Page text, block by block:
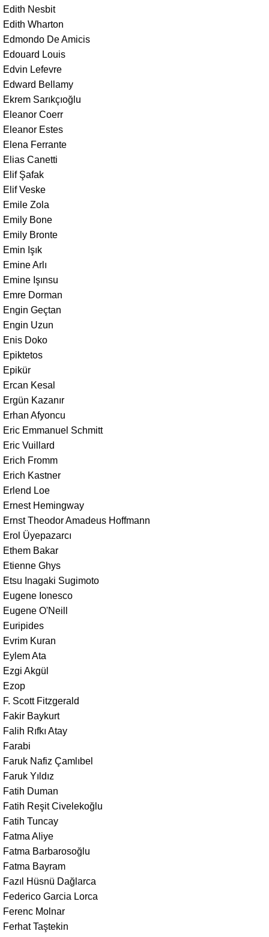
Edith Nesbit
Edith Wharton
Edmondo De Amicis
Edouard Louis
Edvin Lefevre
Edward Bellamy
Ekrem Sarıkçıoğlu
Eleanor Coerr
Eleanor Estes
Elena Ferrante
Elias Canetti
Elif Şafak
Elif Veske
Emile Zola
Emily Bone
Emily Bronte
Emin Işık
Emine Arlı
Emine Işınsu
Emre Dorman
Engin Geçtan
Engin Uzun
Enis Doko
Epiktetos
Epikür
Ercan Kesal
Ergün Kazanır
Erhan Afyoncu
Eric Emmanuel Schmitt
Eric Vuillard
Erich Fromm
Erich Kastner
Erlend Loe
Ernest Hemingway
Ernst Theodor Amadeus Hoffmann
Erol Üyepazarcı
Ethem Bakar
Etienne Ghys
Etsu Inagaki Sugimoto
Eugene Ionesco
Eugene O'Neill
Euripides
Evrim Kuran
Eylem Ata
Ezgi Akgül
Ezop
F. Scott Fitzgerald
Fakir Baykurt
Falih Rıfkı Atay
Farabi
Faruk Nafiz Çamlıbel
Faruk Yıldız
Fatih Duman
Fatih Reşit Civelekoğlu
Fatih Tuncay
Fatma Aliye
Fatma Barbarosoğlu
Fatma Bayram
Fazıl Hüsnü Dağlarca
Federico Garcia Lorca
Ferenc Molnar
Ferhat Taştekin